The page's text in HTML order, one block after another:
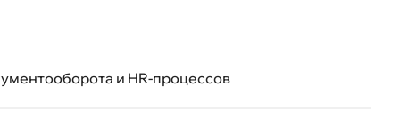
и HR-процессов